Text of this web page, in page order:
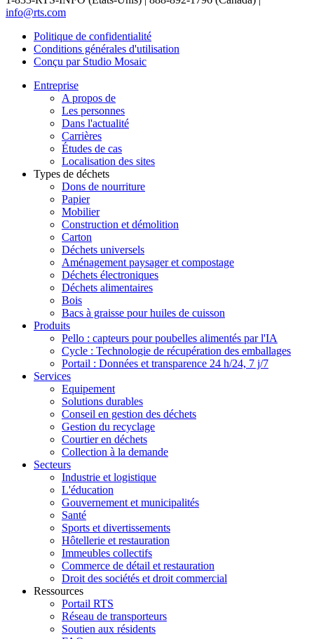
info@rts.com
Politique de confidentialité
Conditions générales d'utilisation
Conçu par Studio Mosaic
Entreprise
A propos de
Les personnes
Dans l'actualité
Carrières
Études de cas
Localisation des sites
Types de déchets
Dons de nourriture
Papier
Mobilier
Construction et démolition
Carton
Déchets universels
Aménagement paysager et compostage
Déchets électroniques
Déchets alimentaires
Bois
Bacs à graisse pour huiles de cuisson
Produits
Pello : capteurs pour poubelles alimentés par l'IA
Cycle : Technologie de récupération des emballages
Portail : Données et transparence 24 h/24, 7 j/7
Services
Equipement
Solutions durables
Conseil en gestion des déchets
Gestion du recyclage
Courtier en déchets
Collection à la demande
Secteurs
Industrie et logistique
L'éducation
Gouvernement et municipalités
Santé
Sports et divertissements
Hôtellerie et restauration
Immeubles collectifs
Commerce de détail et restauration
Droit des sociétés et droit commercial
Ressources
Portail RTS
Réseau de transporteurs
Soutien aux résidents